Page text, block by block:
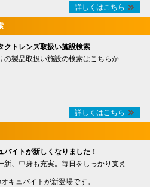
詳しくはこちら
クトレンズ取扱い施設検索
の製品取扱い施設の検索はこちらか
詳しくはこちら
バイトが新しくなりました！
新、中身も充実。毎日をしっかり支え
キュバイトが新登場です。